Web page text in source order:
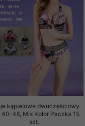
kąpielowe dwuczęściowy
40-48, Mix Kolor Paczka 15
szt.
Klientom
Klientowi, jeżeli
newslettera o
oferty naszego
się do